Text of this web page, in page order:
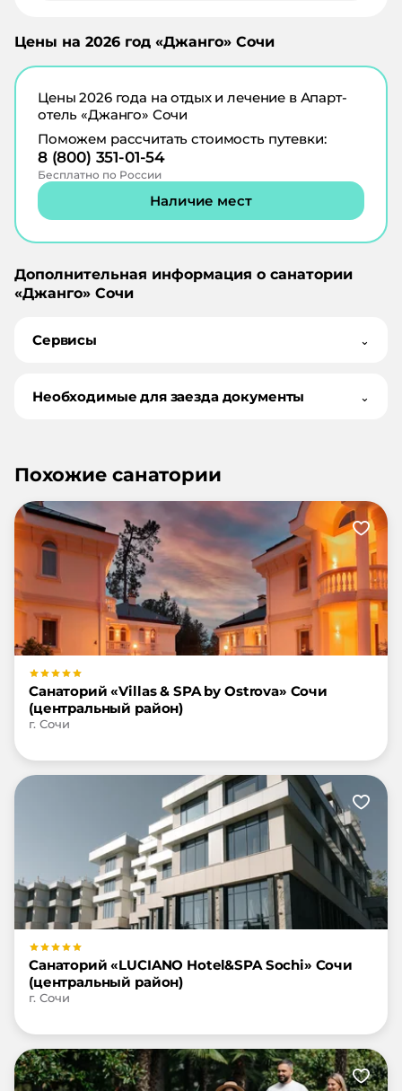
Цены на 2026 год «Джанго» Сочи
Цены2026года на отдых и лечение в Апарт-
отель «Джанго» Сочи
Поможем рассчитать стоимость путевки:
8 (800) 351-01-54
Бесплатно по России
Наличие мест
Дополнительная информация о санатории
«Джанго» Сочи
Сервисы ⌄
Необходимые для заезда документы ⌄
Похожие санатории
Санаторий «Villas & SPA by Ostrova» Сочи
(центральный район)
г. Сочи
Санаторий «LUCIANO Hotel&SPA Sochi» Сочи
(центральный район)
г. Сочи